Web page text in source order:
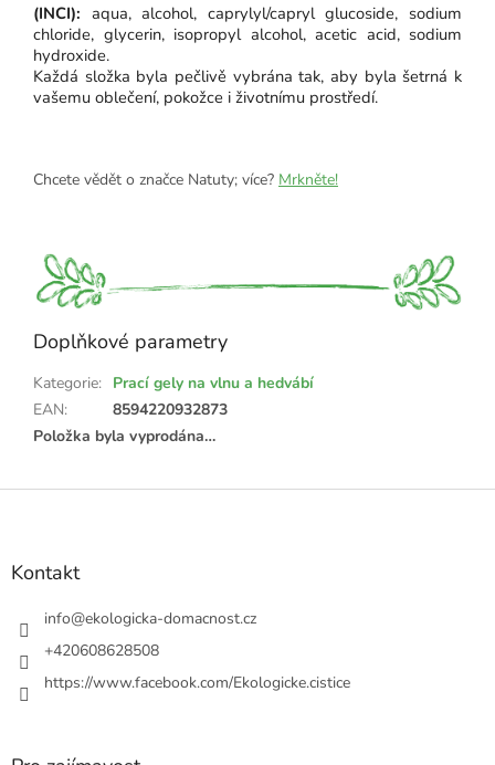
(INCI): aqua, alcohol, caprylyl/capryl glucoside, sodium
chloride, glycerin, isopropyl alcohol, acetic acid, sodium
hydroxide.
Každá složka byla pečlivě vybrána tak, aby byla šetrná k
vašemu oblečení, pokožce i životnímu prostředí.
Chcete vědět o značce Natuty; více? Mrkněte!
Doplňkové parametry
Kategorie: Prací gely na vlnu a hedvábí
EAN:
8594220932873
Položka byla vyprodána…
Z
Kontakt
info@ekologicka-domacnost.cz
+420608628508
https://www.facebook.com/Ekologicke.cistice